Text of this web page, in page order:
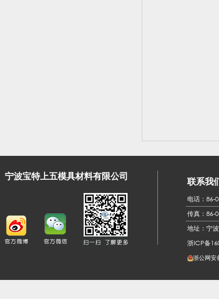
宁波宝特上五模具材料有限公司 联系我
电话：86-
传真： 86-
地址：宁
浙ICP备
浙公网安